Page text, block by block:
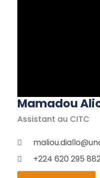
Mamadou
Assistant au CITC
+224 620 295